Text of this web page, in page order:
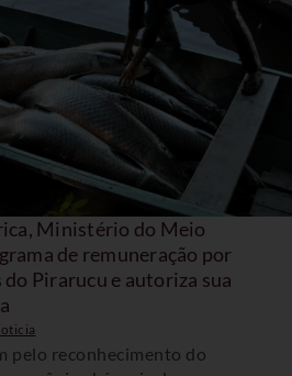
Ministério do Meio
de remuneração por
Pirarucu e autoriza sua
pelo reconhecimento do